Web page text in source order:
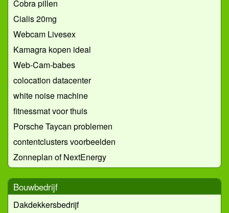
Cobra pillen
Cialis 20mg
Webcam Livesex
Kamagra kopen ideal
Web-Cam-babes
colocation datacenter
white noise machine
fitnessmat voor thuis
Porsche Taycan problemen
contentclusters voorbeelden
Zonneplan of NextEnergy
Bouwbedrijf
Dakdekkersbedrijf